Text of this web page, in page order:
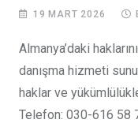
19 MART 2026
Almanya’daki
danışma hizmeti
haklar ve
Telefon: 030-616 58